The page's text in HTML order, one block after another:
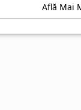
Află Mai